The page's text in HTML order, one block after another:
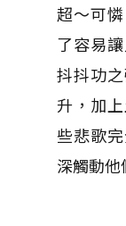
超～可
了容易
抖抖功
升，加
些悲歌
深觸動